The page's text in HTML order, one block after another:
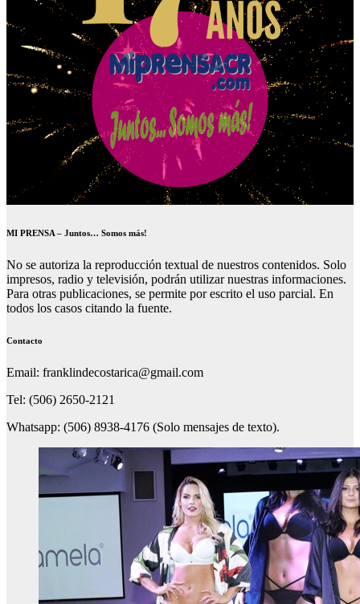
MI PRENSA – Juntos… Somos más!
No se autoriza la reproducción textual de nuestros contenidos. Solo
impresos, radio y televisión, podrán utilizar nuestras informaciones.
Para otras publicaciones, se permite por escrito el uso parcial. En
todos los casos citando la fuente.
Contacto
Email: franklindecostarica@gmail.com
Tel: (506) 2650-2121
Whatsapp: (506) 8938-4176 (Solo mensajes de texto).